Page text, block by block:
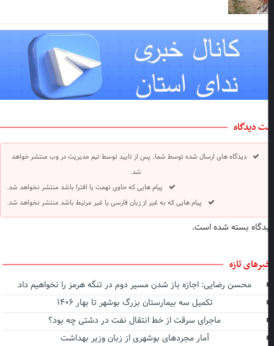
دیدگاه
دیدگاه های ارسال شده توسط شما، پس از تایید توسط تیم مدیریت در وب منتشر خواهد
شد.
پیام هایی که حاوی تهمت یا افترا باشد منتشر نخواهد شد.
پیام هایی که به غیر از زبان فارسی یا غیر مرتبط باشد منتشر نخواهد شد.
بسته شده است.
تازه
محسن رضایی: اجازه باز شدن مسیر دوم در تنگه هرمز را نخواهیم داد
تکمیل سه بیمارستان بزرگ بوشهر تا بهار ۱۴۰۶
ماجرای سرقت از خط انتقال نفت در دشتی چه بود؟
آمار مجردهای بوشهری از زبان وزیر بهداشت